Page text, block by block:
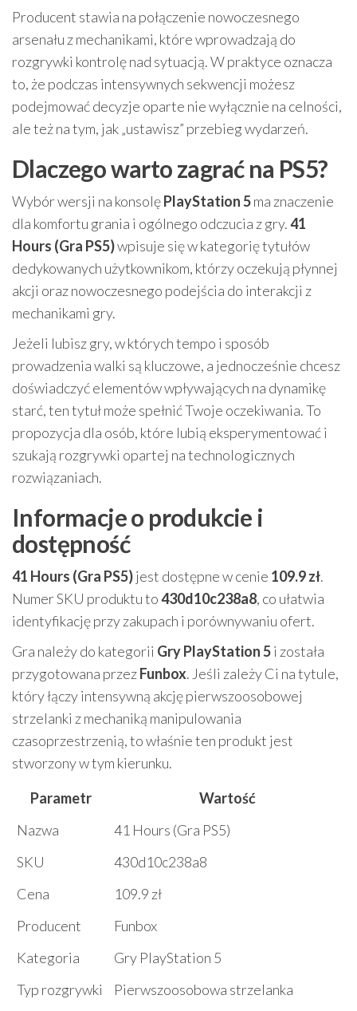
Producent stawia na połączenie nowoczesnego
arsenału z mechanikami, które wprowadzają do
rozgrywki kontrolę nad sytuacją. W praktyce oznacza
to, że podczas intensywnych sekwencji możesz
podejmować decyzje oparte nie wyłącznie na celności,
ale też na tym, jak „ustawisz” przebieg wydarzeń.
Dlaczego warto zagrać na PS5?
Wybór wersji na konsolęPlayStation 5ma znaczenie
dla komfortu grania i ogólnego odczucia z gry.41
Hours (Gra PS5)wpisuje się w kategorię tytułów
dedykowanych użytkownikom, którzy oczekują płynnej
akcji oraz nowoczesnego podejścia do interakcji z
mechanikami gry.
Jeżeli lubisz gry, w których tempo i sposób
prowadzenia walki są kluczowe, a jednocześnie chcesz
doświadczyć elementów wpływających na dynamikę
starć, ten tytuł może spełnić Twoje oczekiwania. To
propozycja dla osób, które lubią eksperymentować i
szukają rozgrywki opartej na technologicznych
rozwiązaniach.
Informacje o produkcie i
dostępność
41 Hours (Gra PS5)jest dostępne w cenie 109.9 zł.
Numer SKU produktu to430d10c238a8, co ułatwia
identyfikację przy zakupach i porównywaniu ofert.
Gra należy do kategorii Gry PlayStation 5i została
przygotowana przezFunbox. Jeśli zależy Ci na tytule,
który łączy intensywną akcję pierwszoosobowej
strzelanki z mechaniką manipulowania
czasoprzestrzenią, to właśnie ten produkt jest
stworzony w tym kierunku.
Parametr
Wartość
Nazwa
41 Hours (Gra PS5)
SKU
430d10c238a8
Cena
109.9 zł
Producent
Funbox
Kategoria
Gry PlayStation 5
Typ rozgrywki
Pierwszoosobowa strzelanka